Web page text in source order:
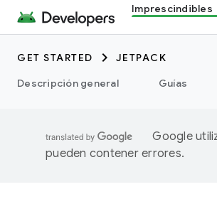
Imprescindibles
GET STARTED
JETPACK
Descripción general
Guías
Google
pueden contener errores.